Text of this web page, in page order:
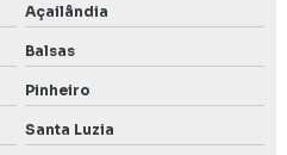
Açailândia
Balsas
Pinheiro
Santa Luzia